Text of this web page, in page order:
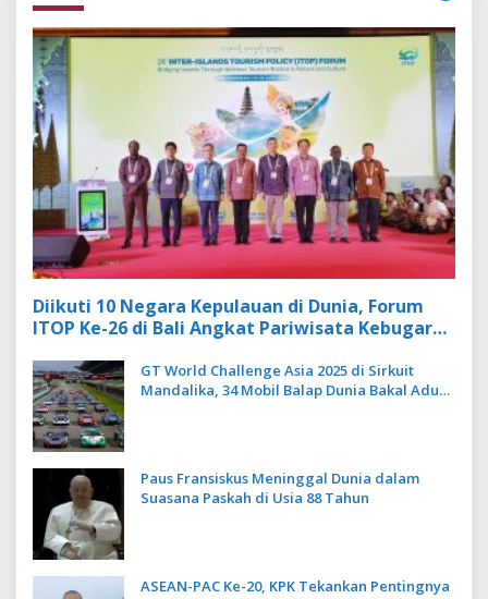
Diikuti 10 Negara Kepulauan di Dunia, Forum
ITOP Ke-26 di Bali Angkat Pariwisata Kebugaran
GT World Challenge Asia 2025 di Sirkuit
Mandalika, 34 Mobil Balap Dunia Bakal Adu
Paus Fransiskus Meninggal Dunia dalam
Suasana Paskah di Usia 88 Tahun
ASEAN-PAC Ke-20, KPK Tekankan Pentingnya